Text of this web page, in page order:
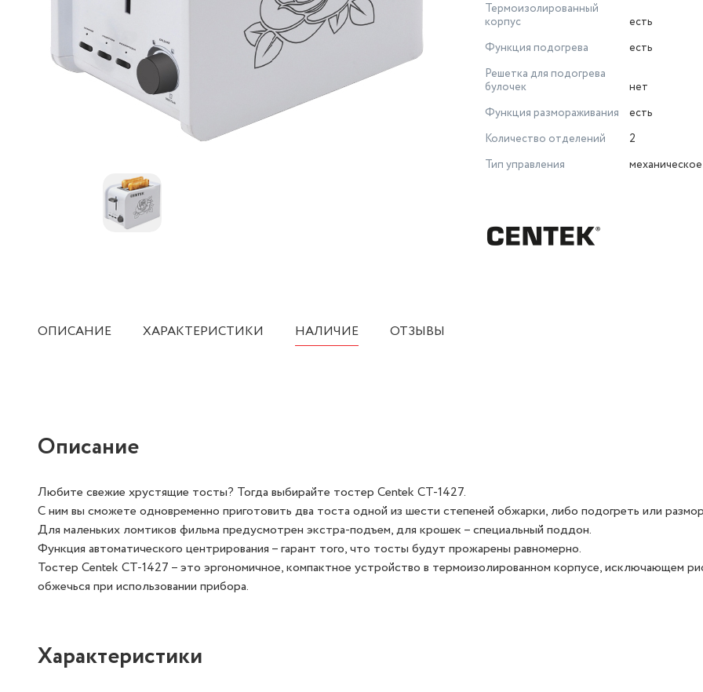
Термоизолированный
корпус
есть
Функция подогрева
есть
Решетка для подогрева
булочек
нет
Функция размораживания
есть
Количество отделений
2
Тип управления
механическое
ОПИСАНИЕ ХАРАКТЕРИСТИКИ НАЛИЧИЕ ОТЗЫВЫ
Описание
Любите свежие хрустящие тосты? Тогда выбирайте тостер Centek СТ-1427.
С ним вы сможете одновременно приготовить два тоста одной из шести степеней обжарки, либо подогреть или
Для маленьких ломтиков фильма предусмотрен экстра-подъем, для крошек – специальный поддон.
Функция автоматического центрирования – гарант того, что тосты будут прожарены равномерно.
Тостер Centek СТ-1427 – это эргономичное, компактное устройство в термоизолированном корпусе, исключающем
обжечься при использовании прибора.
Характеристики